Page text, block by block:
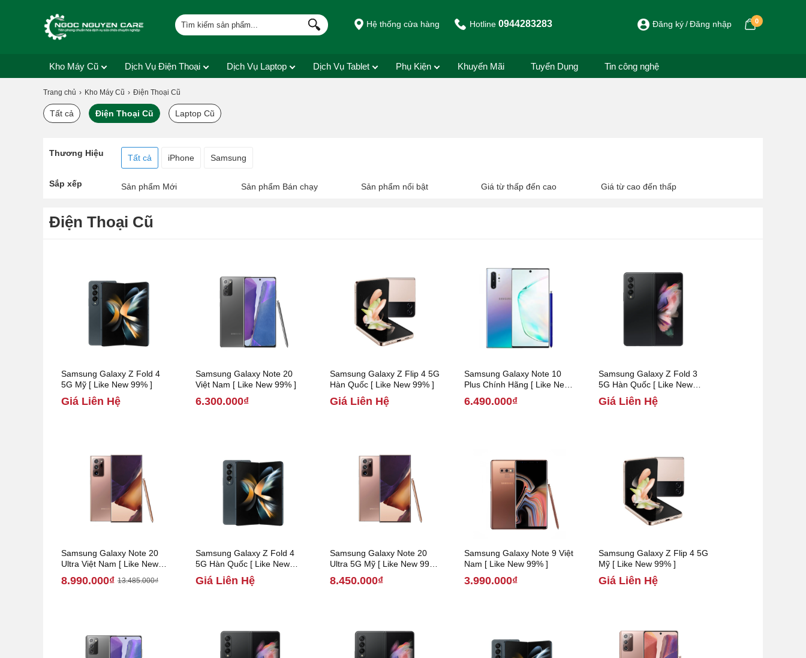
Hệ thống cửa hàng Hotline0944283283 Đăng ký Đăng nhập 0
Kho Máy Cũ Dịch Vụ Điện Thoại Dịch Vụ Laptop Dịch Vụ Tablet Phụ Kiện Khuyến Mãi Tuyển Dụng Tin công nghệ
Trang chủ Kho Máy Cũ Điện Thoại Cũ
Tất cả Điện Thoại Cũ Laptop Cũ
Thương Hiệu Tất cả iPhone Samsung
Sắp xếp Sản phẩm Mới Sản phẩm Bán chạy Sản phẩm nổi bật Giá từ thấp đến cao Giá từ cao đến thấp
Điện Thoại Cũ
Samsung Galaxy Z Fold 4
5G Mỹ [ Like New 99% ]
Giá Liên Hệ
Samsung Galaxy Note 20
Việt Nam [ Like New 99% ]
6.300.000₫
Samsung Galaxy Z Flip 4 5G
Hàn Quốc [ Like New 99% ]
Giá Liên Hệ
Samsung Galaxy Note 10
Plus Chính Hãng [ Like New
6.490.000₫
Samsung Galaxy Z Fold 3
5G Hàn Quốc [ Like New
99% ]
Giá Liên Hệ
Samsung Galaxy Note 20
Ultra Việt Nam [ Like New
8.990.000₫ 13.485.000₫
Samsung Galaxy Z Fold 4
5G Hàn Quốc [ Like New
99% ]
Giá Liên Hệ
Samsung Galaxy Note 20
Ultra 5G Mỹ [ Like New 99%
8.450.000₫
Samsung Galaxy Note 9 Việt
Nam [ Like New 99% ]
3.990.000₫
Samsung Galaxy Z Flip 4 5G
Mỹ [ Like New 99% ]
Giá Liên Hệ